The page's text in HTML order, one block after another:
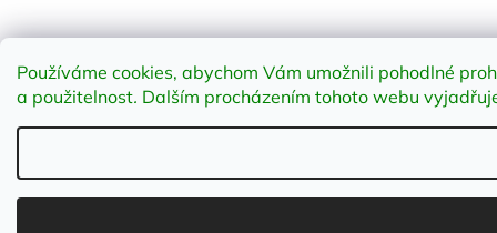
Používáme cookies, abychom Vám umožnili pohodlné
a použitelnost. Dalším procházením tohoto webu